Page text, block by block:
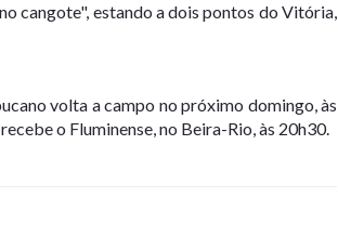
cangote", estando a dois pontos do Vitória,
volta a campo no próximo domingo, às
o Fluminense, no Beira-Rio, às 20h30.